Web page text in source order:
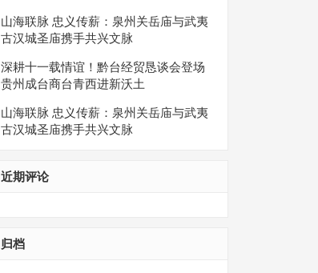
山海联脉 忠义传薪：泉州关岳庙与武夷
古汉城圣庙携手共兴文脉
深耕十一载情谊！黔台经贸恳谈会登场
贵州成台商台青西进新沃土
山海联脉 忠义传薪：泉州关岳庙与武夷
古汉城圣庙携手共兴文脉
近期评论
归档